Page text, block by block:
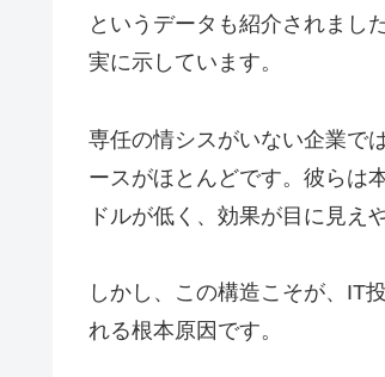
というデータも紹介されまし
実に示しています。
専任の情シスがいない企業で
ースがほとんどです。彼らは
ドルが低く、効果が目に見え
しかし、この構造こそが、IT
れる根本原因です。